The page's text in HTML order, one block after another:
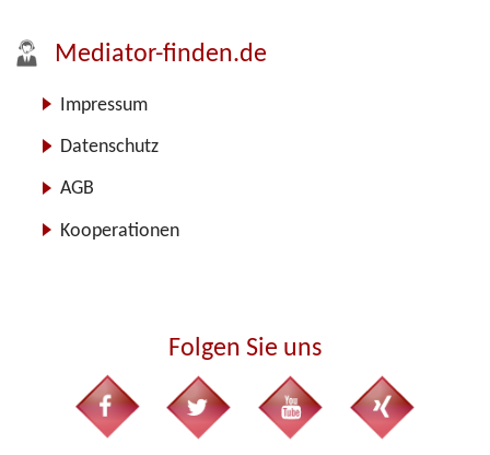
Mediator-finden.de
Impressum
Datenschutz
AGB
Kooperationen
Folgen Sie uns